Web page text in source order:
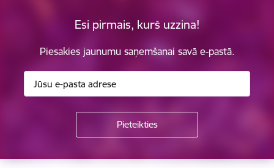
Esi pirmais, kurš uzzina!
Piesakies jaunumu saņemšanai savā e-pastā.